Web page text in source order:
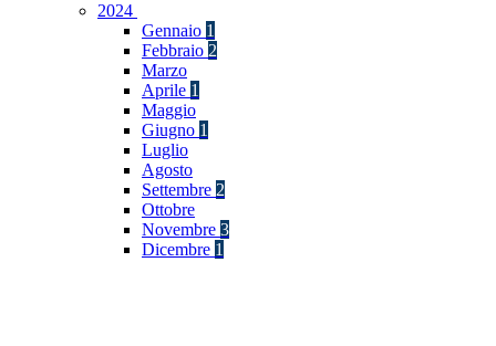
2024
Gennaio 1
Febbraio 2
Marzo
Aprile 1
Maggio
Giugno 1
Luglio
Agosto
Settembre 2
Ottobre
Novembre 3
Dicembre 1